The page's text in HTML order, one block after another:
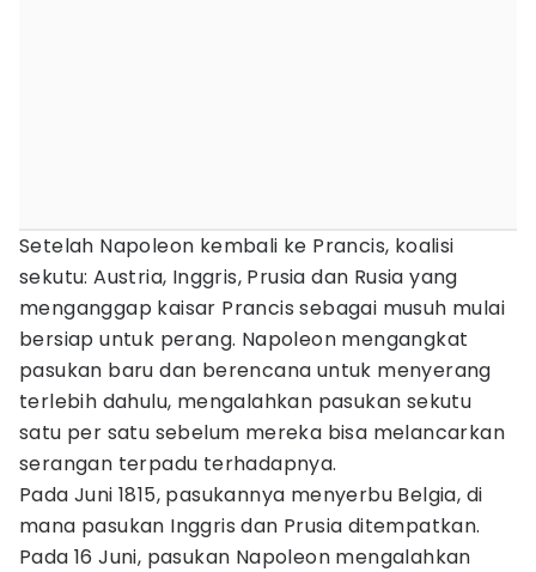
Setelah Napoleon kembali ke Prancis, koalisi
sekutu: Austria, Inggris, Prusia dan Rusia yang
menganggap kaisar Prancis sebagai musuh mulai
bersiap untuk perang. Napoleon mengangkat
pasukan baru dan berencana untuk menyerang
terlebih dahulu, mengalahkan pasukan sekutu
satu per satu sebelum mereka bisa melancarkan
serangan terpadu terhadapnya.
Pada Juni 1815, pasukannya menyerbu Belgia, di
mana pasukan Inggris dan Prusia ditempatkan.
Pada 16 Juni, pasukan Napoleon mengalahkan